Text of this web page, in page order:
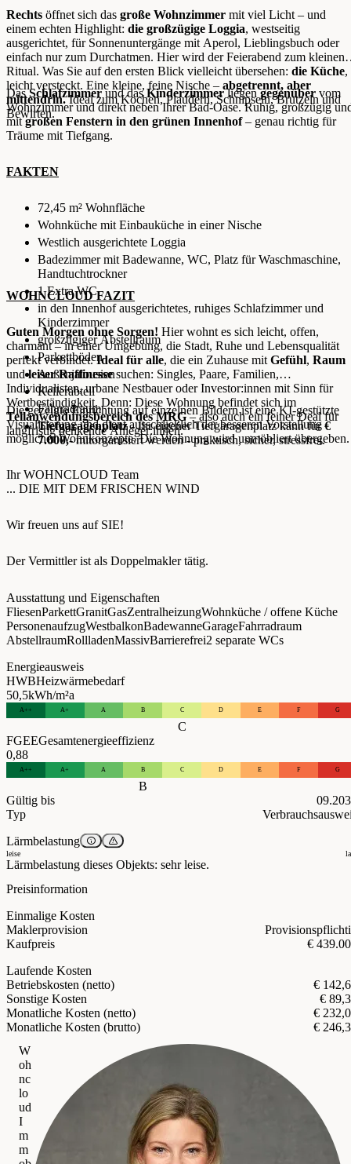
Rechts öffnet sich das große Wohnzimmer mit viel Licht – und
einem echten Highlight: die großzügige Loggia, westseitig
ausgerichtet, für Sonnenuntergänge mit Aperol, Lieblingsbuch oder
einfach nur zum Durchatmen. Hier wird der Feierabend zum kleinen
Ritual. Was Sie auf den ersten Blick vielleicht übersehen: die Küche,
leicht versteckt. Eine kleine, feine Nische – abgetrennt, aber
mittendrin.Ideal zum Kochen, Plaudern, Schnipseln, Brutzeln und
Bewirten.
DasSchlafzimmerund dasKinderzimmerliegengegenüber vom
Wohnzimmer und direkt neben Ihrer Bad-Oase. Ruhig, großzügig
mitgroßen Fenstern in den grünen Innenhof– genau richtig für
Träume mit Tiefgang.
FAKTEN
72,45 m² Wohnfläche
Wohnküche mit Einbauküche in einer Nische
Westlich ausgerichtete Loggia
Badezimmer mit Badewanne, WC, Platz für Waschmaschine,
Handtuchtrockner
1 Extra WC
in den Innenhof ausgerichtetes, ruhiges Schlafzimmer und
Kinderzimmer
großzügiger Abstellraum
Parkettböden
Außenjalousien
Kellerabteil
Fahrradraum
Tiefgaragenplatz- Ihr eigener Tiefgaragenplatz kann für€
7.000,-mitorganisiert werden - praktisch, sicher, stressfrei.
WOHNCLOUD FAZIT
Guten Morgen ohne Sorgen! Hier wohnt es sich leicht, offen,
charmant – in einer Umgebung, die Stadt, Ruhe und Lebensqualität
perfekt verbindet.Ideal für alle, die ein Zuhause mit Gefühl, Raum
undleiser Raffinessesuchen: Singles, Paare, Familien,
Individualisten, urbane Nestbauer oder Investor:innen mit Sinn für
Wertbeständigkeit. Denn: Diese Wohnung befindet sich im
Teilanwendungsbereich des MRG– also auch ein feiner Deal für
langfristig denkende Anleger:innen.
Die gezeigte Einrichtung auf einzelnen Bildern ist eine KI-gestützte
Visualisierung und dient ausschließlich der besseren Vorstellung
möglicher Wohnkonzepte. Die Wohnung wird unmöbliert übergeben.
Ihr WOHNCLOUD Team
... DIE MIT DEM FRISCHEN WIND
Wir freuen uns auf SIE!
Der Vermittler ist als Doppelmakler tätig.
Ausstattung und Eigenschaften
FliesenParkettGranitGasZentralheizungWohnküche / offene Küche
PersonenaufzugWestbalkonBadewanneGarageFahrradraum
AbstellraumRollladenMassivBarrierefrei2 separate WCs
Energieausweis
HWBHeizwärmebedarf
50,5kWh/m²a
A++ A+ A B C D E F G
C
FGEEGesamtenergieeffizienz
0,88
A++ A+ A B C D E F G
B
Gültig bis
Typ
Lärmbelastung
leise
Lärmbelastung dieses Objekts: sehr leise.
Preisinformation
Einmalige Kosten
Maklerprovision
Kaufpreis
€
Laufende Kosten
Betriebskosten (netto)
€
Sonstige Kosten
€
Monatliche Kosten (netto)
€
Monatliche Kosten (brutto)
€
W
oh
nc
lo
ud
I
m
m